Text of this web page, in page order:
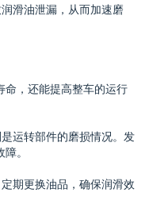
滑油泄漏，从而加速磨
命，还能提高整车的运行
运转部件的磨损情况。发
。
期更换油品，确保润滑效